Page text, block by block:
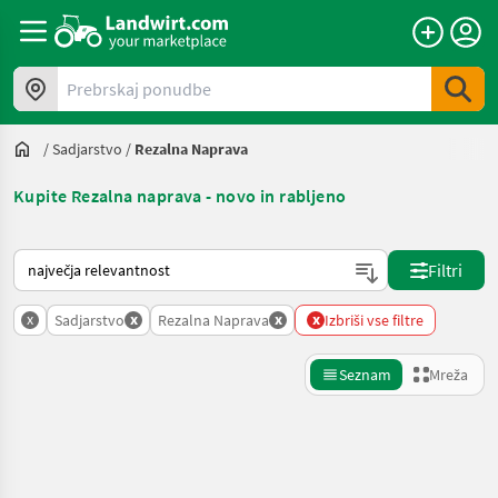
Prebrskaj ponudbe
/Sadjarstvo / Rezalna Naprava
Kupite Rezalna naprava - novo in rabljeno
Tako je razvrščeno na Landwirt.com
Filtri
x Sadjarstvo x Rezalna Naprava x x Izbriši vse filtre
Seznam Mreža